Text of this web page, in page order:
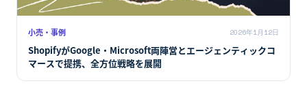
小売・事例 2026年1月12日
ShopifyがGoogle・Microsoft両陣営とエージェンティックコ
マースで提携、全方位戦略を展開